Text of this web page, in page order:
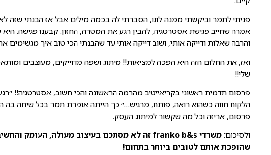
פניתי לתמר וביקשתי ממנה לוגו, הסברתי לה בכמה מילים אבל אז הבנתי שזה
אמרה שחייב פגישת אסטרטגיה, להבין רגע את המטרה, החזון. קבענו פגישה.
והרבה שאלות ודייקה אותי, ושוב דייקה אותי עד שהבנתי הכי טוב איך מגשימים
ואז, את החלום הזה היא הפכה למציאות!! מיתוג ושפה מדוייקים, מעוצבים
שלי!!
פרסום תדמית ראשוני בקריאייטיב מהרמה הראשונה והכי חשוב, אסטרטגיה!!
הלקוח חווה כשהוא רואה, פותח, מרגיש…״ כך הייתה אומרת תמר בכל שיחה בה
פרסום, אריזה וכל מה שקשור למיתוג העסק.
ולסיכום:משרדי franko b&s זה לא מסתכם בעיצוב מעולה, העומק
שהופכת אותם לטובים ביותר בתחום!